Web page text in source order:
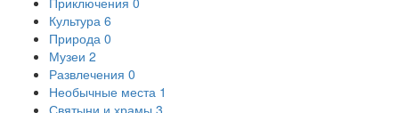
Культура 6
Природа 0
Музеи 2
Развлечения 0
Необычные места 1
Святыни и храмы 3